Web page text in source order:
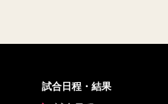
試合日程・結果